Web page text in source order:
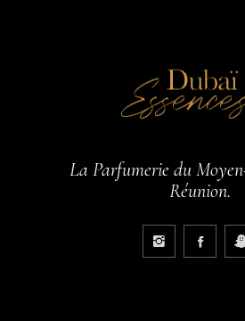
La Parfumerie du
Réunion.